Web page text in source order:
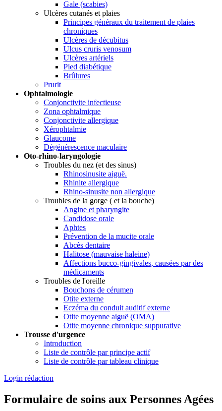
Gale (scabies)
Ulcères cutanés et plaies
Principes généraux du traitement de plaies
chroniques
Ulcères de décubitus
Ulcus cruris venosum
Ulcères artériels
Pied diabétique
Brûlures
Prurit
Ophtalmologie
Conjonctivite infectieuse
Zona ophtalmique
Conjonctivite allergique
Xérophtalmie
Glaucome
Dégénérescence maculaire
Oto-rhino-laryngologie
Troubles du nez (et des sinus)
Rhinosinusite aiguë.
Rhinite allergique
Rhino-sinusite non allergique
Troubles de la gorge ( et la bouche)
Angine et pharyngite
Candidose orale
Aphtes
Prévention de la mucite orale
Abcès dentaire
Halitose (mauvaise haleine)
Affections bucco-gingivales, causées par des
médicaments
Troubles de l'oreille
Bouchons de cérumen
Otite externe
Eczéma du conduit auditif externe
Otite moyenne aiguë (OMA)
Otite moyenne chronique suppurative
Trousse d'urgence
Introduction
Liste de contrôle par principe actif
Liste de contrôle par tableau clinique
Login rédaction
Formulaire de soins aux Personnes Agées